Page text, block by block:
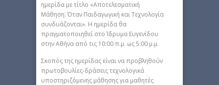
ημερίδα με τίτλο «Αποτελεσματική
Μάθηση: Όταν Παιδαγωγική και Τεχνολογία
συνδυάζονται». Η ημερίδα θα
πραγματοποιηθεί στο Ίδρυμα Ευγενίδου
στην Αθήνα από τις 10:00 π.μ. ως 5:00 μ.μ.
Σκοπός της ημερίδας είναι να προβληθούν
πρωτοβουλίες-δράσεις τεχνολογικά
υποστηριζόμενης μάθησης για μαθητές